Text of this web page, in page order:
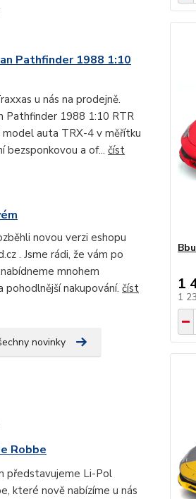
Pathfinder 1988 1:10
u nás na prodejně.
Pathfinder 1988 1:10 RTR
model auta TRX-4 v měřítku
bezsponkovou a of... číst
novou verzi eshopu
. Jsme rádi, že vám po
mnohem
pohodlnější nakupování. číst
novinky
Robbe
představujeme Li-Pol
které nově nabízíme u nás
1
1